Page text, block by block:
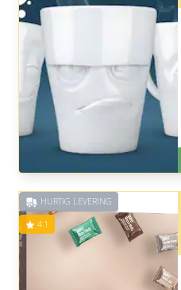
HURTIG LEVERING
4.1